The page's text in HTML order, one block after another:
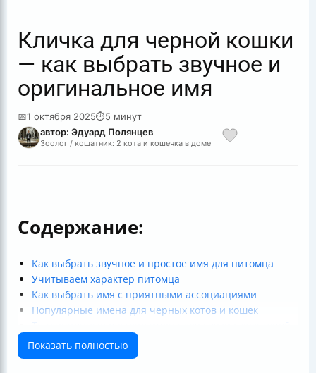
Кличка для черной кошки
— как выбрать звучное и
оригинальное имя
📅1 октября 2025⏱5 минут
автор: Эдуард Полянцев
Зоолог / кошатник: 2 кота и кошечка в доме
Содержание:
Как выбрать звучное и простое имя для питомца
Учитываем характер питомца
Как выбрать имя с приятными ассоциациями
Популярные имена для черных котов и кошек
Иностранные имена для экзотической нотки
Имена с мистическим и загадочным смыслом
Показать полностью